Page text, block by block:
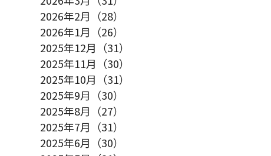
2026年2月（28）
2026年1月（26）
2025年12月（31）
2025年11月（30）
2025年10月（31）
2025年9月（30）
2025年8月（27）
2025年7月（31）
2025年6月（30）